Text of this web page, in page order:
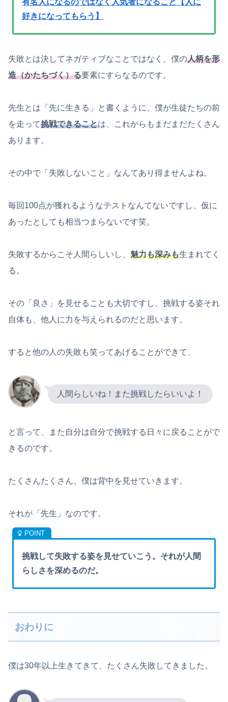
好きになってもらう】
失敗とは決してネガティブなことではなく、僕の人柄を形
造（かたちづく）る要素にすらなるのです。
先生とは「先に生きる」と書くように、僕が生徒たちの前
を走って挑戦できることは、これからもまだまだたくさん
あります。
その中で「失敗しないこと」なんてあり得ませんよね。
毎回100点が獲れるようなテストなんてないですし、仮に
あったとしても相当つまらないです笑。
失敗するからこそ人間らしいし、 魅力も深みも生まれてく
る。
その「良さ」を見せることも大切ですし、挑戦する姿それ
自体も、他人に力を与えられるのだと思います。
すると他の人の失敗も笑ってあげることができて、
人間らしいね！また挑戦したらいいよ！
と言って、また自分は自分で挑戦する日々に戻ることがで
きるのです。
たくさんたくさん、僕は背中を見せていきます。
それが「先生」なのです。
挑戦して失敗する姿を見せていこう。それが人間
らしさを深めるのだ。
おわりに
僕は30年以上生きてきて、たくさん失敗してきました。